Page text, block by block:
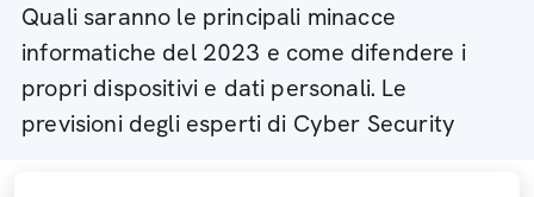
Quali saranno le principali minacce
informatiche del 2023 e come difendere i
propri dispositivi e dati personali. Le
previsioni degli esperti di Cyber Security